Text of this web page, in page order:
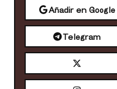
Añadir en Google
Telegram